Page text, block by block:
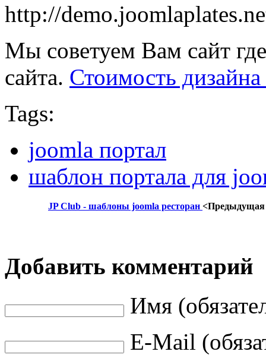
http://
Мы советуем Вам сайт
сайта. Стоимость дизайна
Tags:
joomla портал
шаблон портала для
JP Club - шаблоны joomla ресторан <Предыдущая
Добавить комментарий
Имя
E-Mail